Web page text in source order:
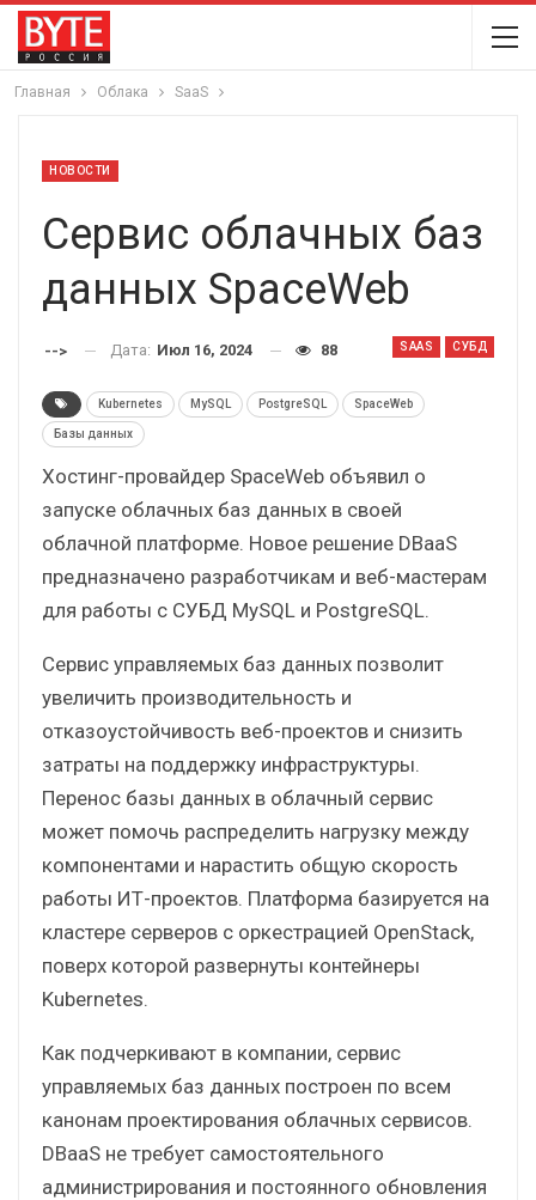
Главная Облака SaaS
НОВОСТИ
Сервис облачных баз
данных SpaceWeb
SAAS СУБД
--> Дата: Июл 16, 2024 88
Kubernetes MySQL PostgreSQL SpaceWeb
Базы данных
Хостинг-провайдер SpaceWeb объявил о
запуске облачных баз данных в своей
облачной платформе. Новое решение DBaaS
предназначено разработчикам и веб-мастерам
для работы с СУБД MySQL и PostgreSQL.
Сервис управляемых баз данных позволит
увеличить производительность и
отказоустойчивость веб-проектов и снизить
затраты на поддержку инфраструктуры.
Перенос базы данных в облачный сервис
может помочь распределить нагрузку между
компонентами и нарастить общую скорость
работы ИТ-проектов. Платформа базируется на
кластере серверов с оркестрацией OpenStack,
поверх которой развернуты контейнеры
Kubernetes.
Как подчеркивают в компании, сервис
управляемых баз данных построен по всем
канонам проектирования облачных сервисов.
DBaaS не требует самостоятельного
администрирования и постоянного обновления